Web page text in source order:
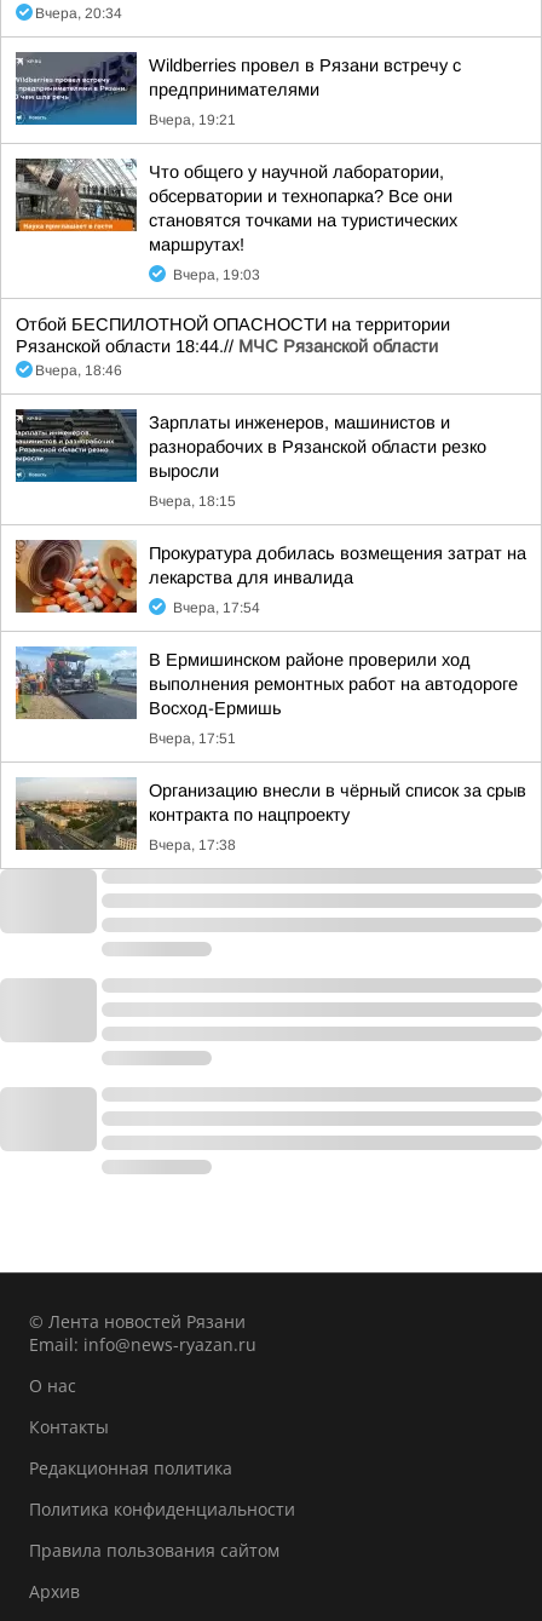
Вчера, 20:34
Wildberries провел в Рязани встречу с
предпринимателями
Вчера, 19:21
Что общего у научной лаборатории,
обсерватории и технопарка? Все они
становятся точками на туристических
маршрутах!
Вчера, 19:03
Отбой БЕСПИЛОТНОЙ ОПАСНОСТИ на территории
Рязанской области 18:44.// МЧС Рязанской области
Вчера, 18:46
Зарплаты инженеров, машинистов и
разнорабочих в Рязанской области резко
выросли
Вчера, 18:15
Прокуратура добилась возмещения затрат на
лекарства для инвалида
Вчера, 17:54
В Ермишинском районе проверили ход
выполнения ремонтных работ на автодороге
Восход-Ермишь
Вчера, 17:51
Организацию внесли в чёрный список за срыв
контракта по нацпроекту
Вчера, 17:38
© Лента новостей Рязани
Email: info@news-ryazan.ru
О нас
Контакты
Редакционная политика
Политика конфиденциальности
Правила пользования сайтом
Архив